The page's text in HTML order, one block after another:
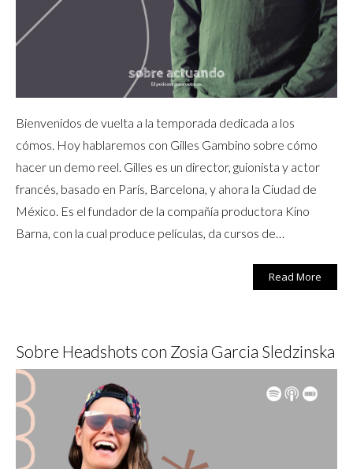
Bienvenidos de vuelta a la temporada dedicada a los
cómos. Hoy hablaremos con Gilles Gambino sobre cómo
hacer un demo reel. Gilles es un director, guionista y actor
francés, basado en París, Barcelona, y ahora la Ciudad de
México. Es el fundador de la compañía productora Kino
Barna, con la cual produce películas, da cursos de…
Read More
Sobre Headshots con Zosia Garcia Sledzinska